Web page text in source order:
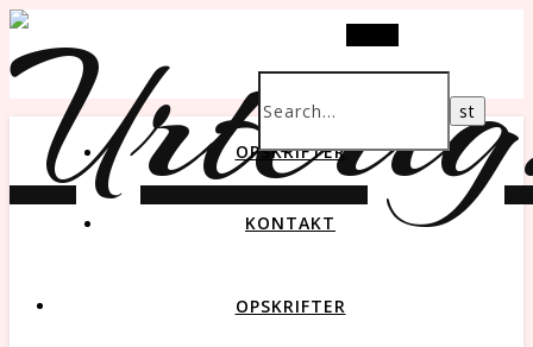
OPSKRIFTER
KONTAKT
OPSKRIFTER